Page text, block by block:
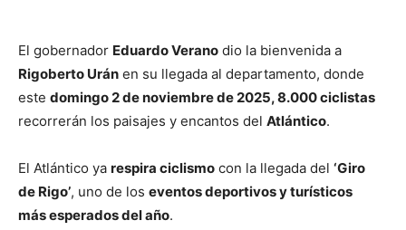
El gobernador Eduardo Verano dio la bienvenida a
Rigoberto Urán en su llegada al departamento, donde
este domingo 2 de noviembre de 2025, 8.000 ciclistas
recorrerán los paisajes y encantos del Atlántico.
El Atlántico ya respira ciclismo con la llegada del ‘Giro
de Rigo’, uno de los eventos deportivos y turísticos
más esperados del año.